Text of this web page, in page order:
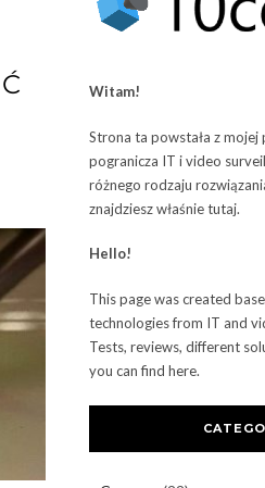
Witam!
Strona ta powstała z mojej
pogranicza IT i video
różnego rodzaju
znajdziesz właśnie tutaj.
Hello!
This page was created
technologies from IT and
Tests, reviews, different
you can find here.